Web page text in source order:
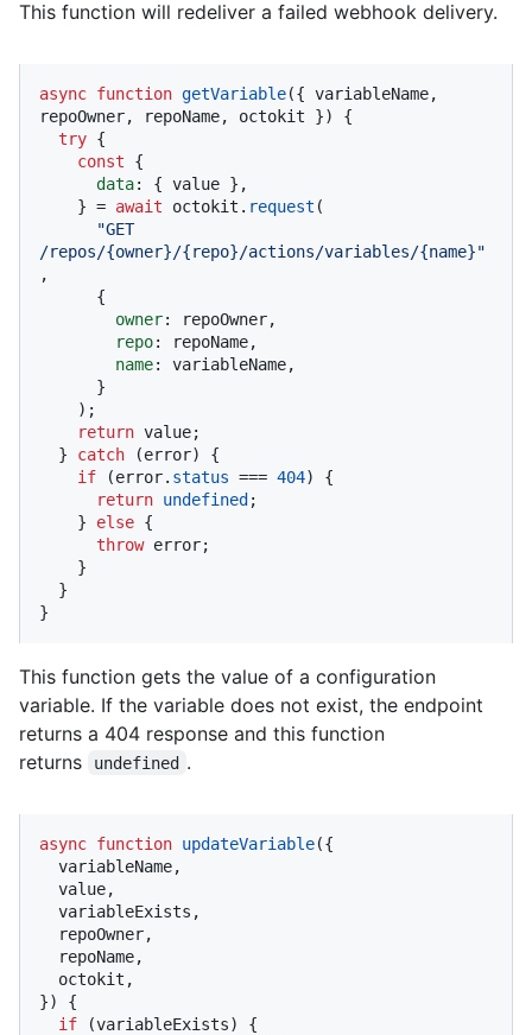
This function will redeliver a failed webhook delivery.
async function getVariable({ variableName,
repoOwner, repoName, octokit }) {
try {
const {
data: { value },
    } =
await octokit. request (
"GET
/repos/{owner}/{repo}/actions/variables/{name}"
,
owner: repoOwner,
repo: repoName,
name: variableName,
return value;
  }
catch (error) {
if (error. status === 404) {
return undefined ;
    }
else {
throw error;
}
This function gets the value of a configuration
variable. If the variable does not exist, the endpoint
returns a 404 response and this function
returns
undefined .
async function updateVariable({
}) {
if (variableExists) {